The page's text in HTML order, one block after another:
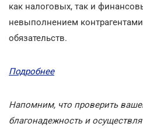
как налоговых, так и
невыполнением
обязательств.
Подробнее
Напомним, что проверить
благонадежность и